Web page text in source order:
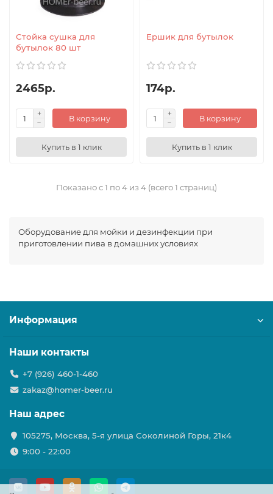
Стойка сушка для
бутылок 80 шт
2465р.
В корзину
Купить в 1 клик
Ершик для бутылок
174р.
В корзину
Купить в 1 клик
Показано с 1 по 4 из 4 (всего 1 страниц)
Оборудование для мойки и дезинфекции при
приготовлении пива в домашних условиях
Информация
Наши контакты
+7 (926) 460-1-460
zakaz@homer-beer.ru
Наш адрес
105275, Москва, 5-я улица Соколиной Горы, 21к4
9:00 - 22:00